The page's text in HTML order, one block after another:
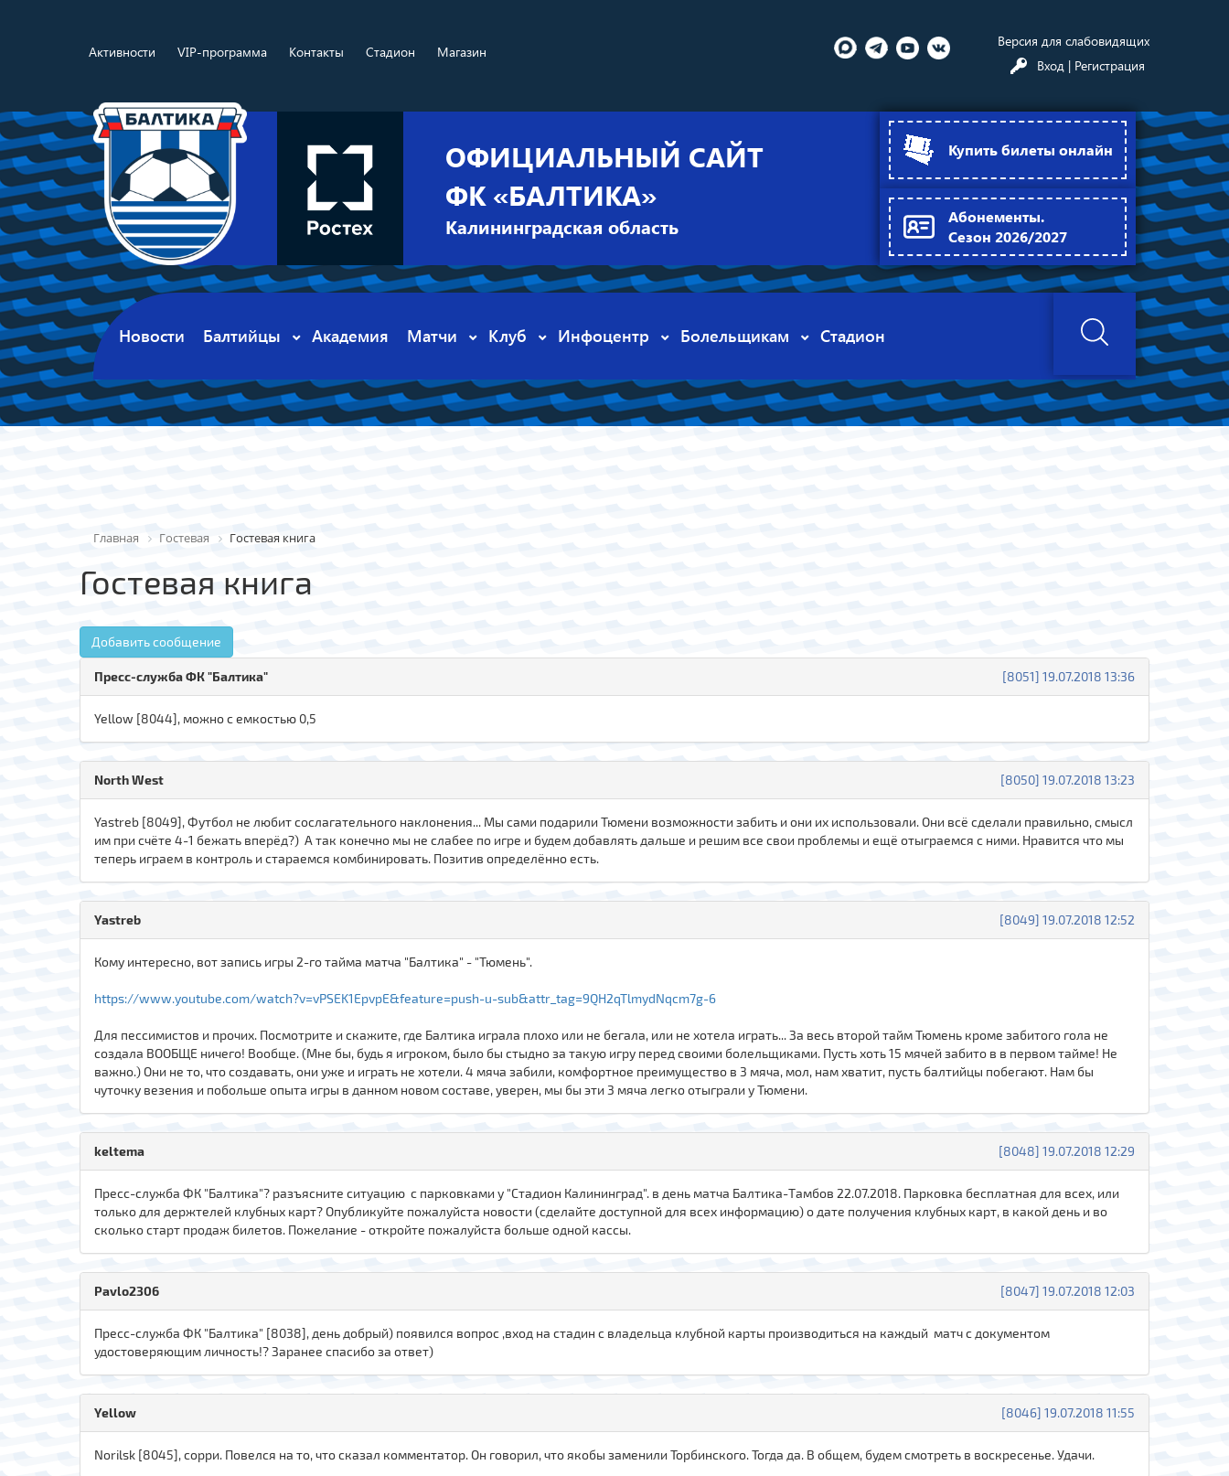
Активности VIP-программа Контакты Стадион Магазин
Версия для слабовидящих
Вход | Регистрация
ОФИЦИАЛЬНЫЙ САЙТ
ФК «БАЛТИКА»
Калининградская область
Купить билеты онлайн
Абонементы.
Сезон 2026/2027
Новости Балтийцы Академия Матчи Клуб Инфоцентр Болельщикам Стадион
Главная Гостевая Гостевая книга
Гостевая книга
Добавить сообщение
[8051] 19.07.2018 13:36
Пресс-служба ФК "Балтика"
Yellow [8044], можно с емкостью 0,5
[8050] 19.07.2018 13:23
North West
Yastreb [8049], Футбол не любит сослагательного наклонения... Мы сами подарили Тюмени возможности забить и они их использовали. Они всё сделали правильно, смысл
им при счёте 4-1 бежать вперёд?) А так конечно мы не слабее по игре и будем добавлять дальше и решим все свои проблемы и ещё отыграемся с ними. Нравится что мы
теперь играем в контроль и стараемся комбинировать. Позитив определённо есть.
[8049] 19.07.2018 12:52
Yastreb
Кому интересно, вот запись игры 2-го тайма матча "Балтика" - "Тюмень".
https://www.youtube.com/watch?v=vPSEK1EpvpE&feature=push-u-sub&attr_tag=9QH2qTlmydNqcm7g-6
Для пессимистов и прочих. Посмотрите и скажите, где Балтика играла плохо или не бегала, или не хотела играть... За весь второй тайм Тюмень кроме забитого гола не
создала ВООБЩЕ ничего! Вообще. (Мне бы, будь я игроком, было бы стыдно за такую игру перед своими болельщиками. Пусть хоть 15 мячей забито в в первом тайме! Не
важно.) Они не то, что создавать, они уже и играть не хотели. 4 мяча забили, комфортное преимущество в 3 мяча, мол, нам хватит, пусть балтийцы побегают. Нам бы
чуточку везения и побольше опыта игры в данном новом составе, уверен, мы бы эти 3 мяча легко отыграли у Тюмени.
[8048] 19.07.2018 12:29
keltema
Пресс-служба ФК "Балтика"? разъясните ситуацию с парковками у "Стадион Калининград". в день матча Балтика-Тамбов 22.07.2018. Парковка бесплатная для всех, или
только для держтелей клубных карт? Опубликуйте пожалуйста новости (сделайте доступной для всех информацию) о дате получения клубных карт, в какой день и во
сколько старт продаж билетов. Пожелание - откройте пожалуйста больше одной кассы.
[8047] 19.07.2018 12:03
Pavlo2306
Пресс-служба ФК "Балтика" [8038], день добрый) появился вопрос ,вход на стадин с владельца клубной карты производиться на каждый матч с документом
удостоверяющим личность!? Заранее спасибо за ответ)
[8046] 19.07.2018 11:55
Yellow
Norilsk [8045], сорри. Повелся на то, что сказал комментатор. Он говорил, что якобы заменили Торбинского. Тогда да. В общем, будем смотреть в воскресенье. Удачи.